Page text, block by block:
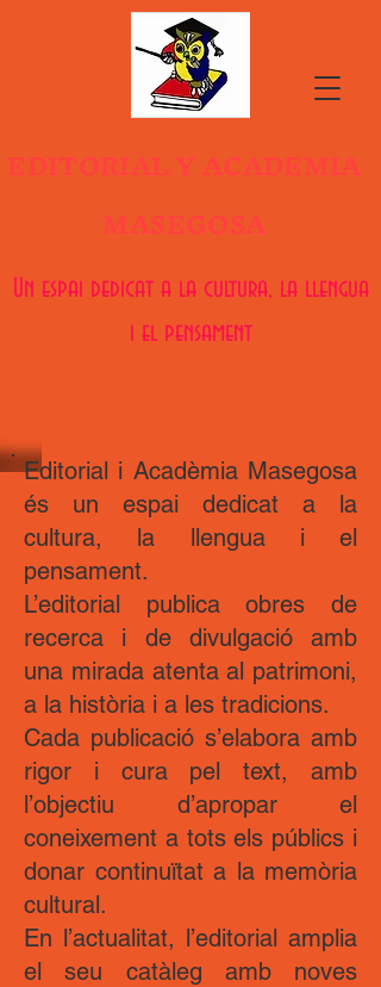
EDITORIAL Y ACADEMIA
MASEGOSA
Un espai dedicat a la cultura, la llengua
i el pensament
Editorial i Acadèmia Masegosa
és un espai dedicat a la
cultura, la llengua i el
pensament.
L’editorial publica obres de
recerca i de divulgació amb
una mirada atenta al patrimoni,
a la història i a les tradicions.
Cada publicació s’elabora amb
rigor i cura pel text, amb
l’objectiu d’apropar el
coneixement a tots els públics i
donar continuïtat a la memòria
cultural.
En l’actualitat, l’editorial amplia
el seu catàleg amb noves